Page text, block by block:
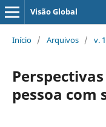
Visão Global
Início / Arquivos / v.
pessoa com